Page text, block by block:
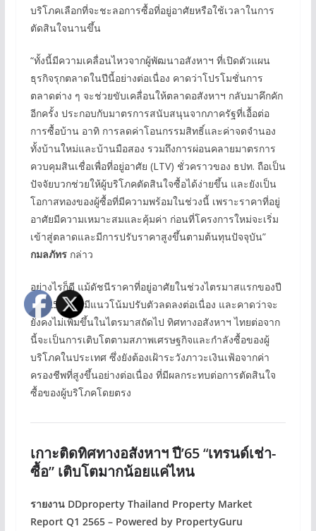
บริโภคเลือกที่จะชะลอการซื้อที่อยู่อาศัยหรือใช้เวลาในการ
ตัดสินใจนานขึ้น
“ทั้งนี้มีความเคลื่อนไหวจากผู้พัฒนาอสังหาฯ ที่เปิดตัวแผน
ธุรกิจรุกตลาดในปีนี้อย่างต่อเนื่อง คาดว่าโปรโมชั่นการ
ตลาดต่าง ๆ จะช่วยขับเคลื่อนให้ตลาดอสังหาฯ กลับมาคึกคัก
อีกครั้ง ประกอบกับมาตรการสนับสนุนจากภาครัฐที่เอื้อต่อ
การซื้อบ้าน อาทิ การลดค่าโอนกรรมสิทธิ์และค่าจดจำนอง
ทั้งบ้านใหม่และบ้านมือสอง รวมถึงการผ่อนคลายมาตรการ
ควบคุมสินเชื่อเพื่อที่อยู่อาศัย (LTV) ชั่วคราวของ ธปท. ถือเป็น
ปัจจัยบวกช่วยให้ผู้บริโภคตัดสินใจซื้อได้ง่ายขึ้น และยังเป็น
โอกาสทองของผู้ซื้อที่มีความพร้อมในช่วงนี้ เพราะราคาที่อยู่
อาศัยมีความเหมาะสมและคุ้มค่า ก่อนที่โครงการใหม่จะเริ่ม
เข้าสู่ตลาดและมีการปรับราคาสูงขึ้นตามต้นทุนปัจจุบัน”
กมลภัทร กล่าว
อย่างไรก็ดี แม้ดัชนีราคาที่อยู่อาศัยในช่วงไตรมาสแรกของปี
พ.ศ.2565 จะมีแนวโน้มปรับตัวลดลงต่อเนื่อง และคาดว่าจะ
ยังคงไม่เพิ่มขึ้นในไตรมาสถัดไป ทิศทางอสังหาฯ ไทยต่อจาก
นี้จะเป็นการเติบโตตามสภาพเศรษฐกิจและกำลังซื้อของผู้
บริโภคในประเทศ ซึ่งยังต้องเฝ้าระวังภาวะเงินเฟ้อจากค่า
ครองชีพที่สูงขึ้นอย่างต่อเนื่อง ที่มีผลกระทบต่อการตัดสินใจ
ซื้อของผู้บริโภคโดยตรง
เกาะติดทิศทางอสังหาฯ ปี’65“เทรนด์เช่า-
ซื้อ” เติบโตมากน้อยแค่ไหน
รายงาน DDproperty Thailand Property Market
Report Q1 2565 – Powered by PropertyGuru